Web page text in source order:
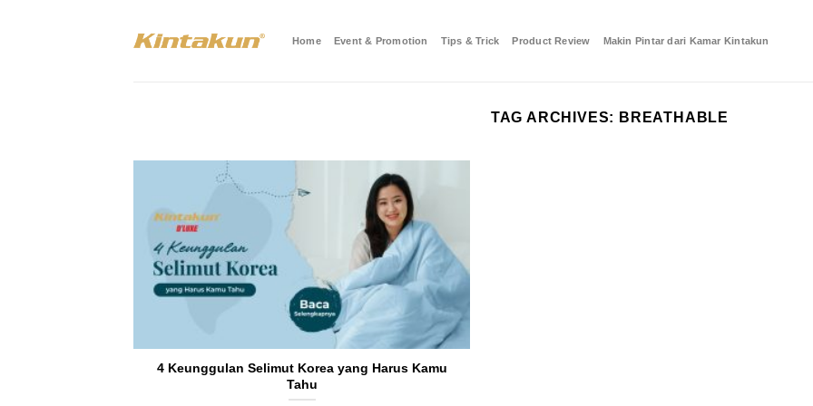
Home Event & Promotion Tips & Trick Product Review Makin Pintar dari Kamar Kintakun
TAG ARCHIVES: BREATHABLE
4 Keunggulan Selimut Korea yang Harus Kamu
Tahu